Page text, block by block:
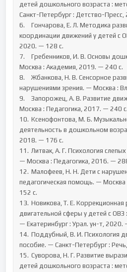
детей дошкольного возраста :
Санкт-Петербург : Детство-
6.	Гончарова, Е. Л. Методика развития моторики и
координации движений у детей с
2020. — 128 с.
7.	Гребенников, И. В. Основы дошкольной педагогики. —
Москва : Академия, 2019. — 240 с.
8.	Жбанкова, Н. В. Сенсорное развитие детей с
нарушениями зрения. — Москва :
9.	Запорожец, А. В. Развитие движений у ребёнка. —
Москва : Педагогика, 2017. — 240 с.
10.	Ксенофонтова, М. Б. Музыкально-ритмическая
деятельность в дошкольном
2018. — 176 с.
11.	Литвак, А. Г. Психология слепых и слабовидящих детей.
— Москва : Педагогика, 2016. —
12.	Малофеев, Н. Н. Дети с нарушениями зрения: психолого-
педагогическая помощь. —
152 с.
13.	Новикова, Т. Е. Коррекционная работа по развитию
двигательной сферы у детей с ОВЗ
— Екатеринбург : Урал. ун-т, 2020.
14.	Поддубный, В. И. Психология движений : учебное
пособие. — Санкт-Петербург :
15.	Суворова, Н. Г. Развитие выразительности движений у
детей дошкольного возраста :